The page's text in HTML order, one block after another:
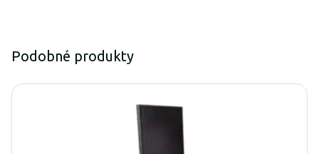
Podobné produkty